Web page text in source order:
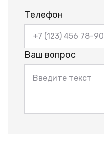
Телефон
Ваш вопрос